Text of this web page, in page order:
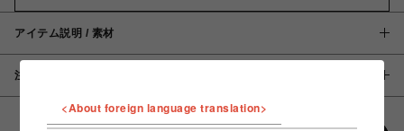
アイテム説明 / 素材
注意事項
<About foreign language translation>